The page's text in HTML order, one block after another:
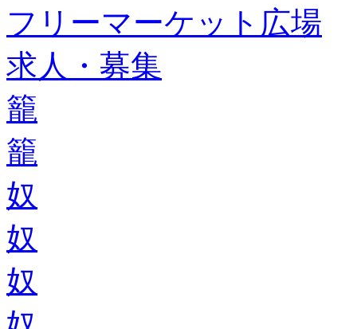
フリーマーケット広場
求人・募集
籠
籠
奴
奴
奴